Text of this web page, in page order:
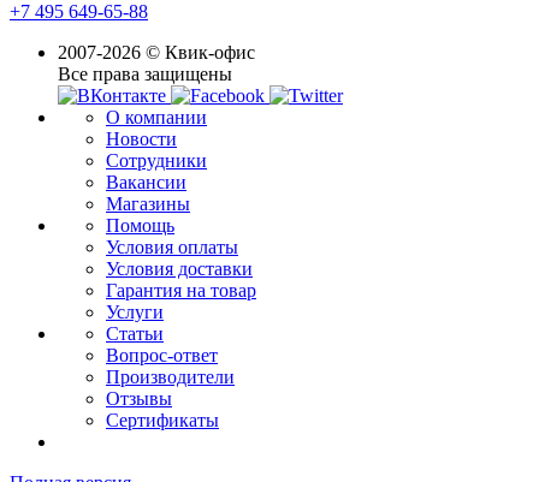
+7 495 649-65-88
2007-2026 © Квик-офис
Все права защищены
О компании
Новости
Сотрудники
Вакансии
Магазины
Помощь
Условия оплаты
Условия доставки
Гарантия на товар
Услуги
Статьи
Вопрос-ответ
Производители
Отзывы
Сертификаты